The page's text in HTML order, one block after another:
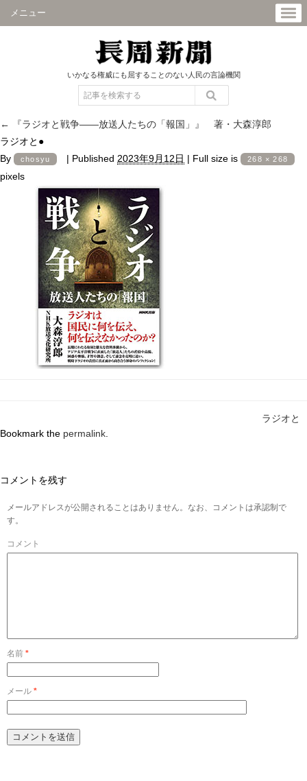
メニュー
いかなる権威にも屈することのない人民の言論機関
←
『ラジオと戦争――放送人たちの「報国」』 著・大森淳郎
ラジオと●
By
chosyu | Published 2023年9月12日 | Full size is 268 × 268
pixels
ラジオと
Bookmark the permalink
コメントを残す
メールアドレスが公開されることはありません。なお、コメントは承認制で
す。
コメント
名前 *
メール *